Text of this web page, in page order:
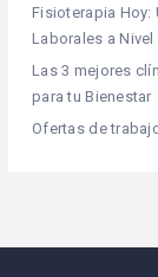
Fisioterapia Hoy:
Laborales a Nivel
Las 3 mejores
para tu Bienestar
Ofertas de